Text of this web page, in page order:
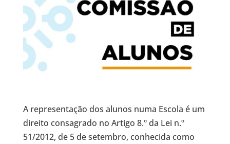
A representação dos alunos numa Escola é um
direito consagrado no Artigo 8.º da Lei n.º
51/2012, de 5 de setembro, conhecida como